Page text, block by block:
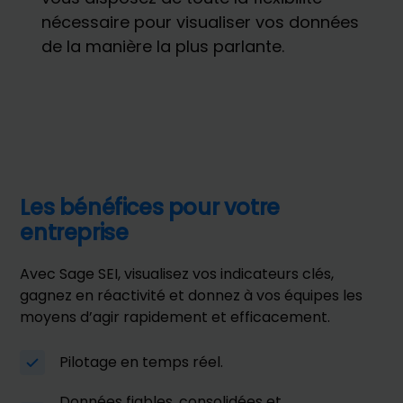
nécessaire pour visualiser vos données
de la manière la plus parlante.
Les bénéfices pour votre
entreprise
Avec Sage SEI, visualisez vos indicateurs clés,
gagnez en réactivité et donnez à vos équipes les
moyens d’agir rapidement et efficacement.
Pilotage en temps réel.